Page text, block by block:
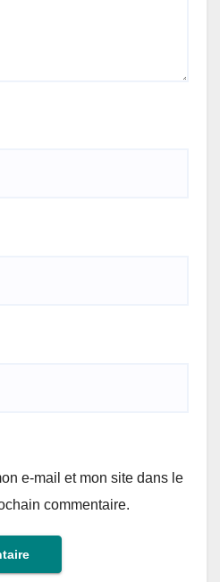
e-mail et mon site dans le
commentaire.